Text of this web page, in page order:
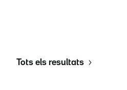
Tots els resultats